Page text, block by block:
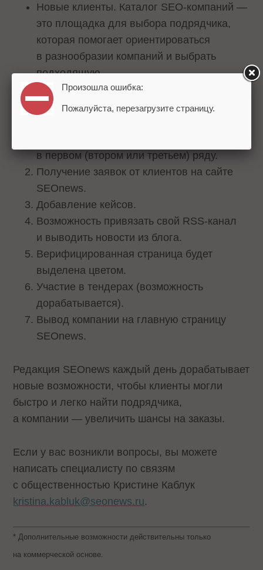
Новые клиенты. Каталог SEO-компаний —
это площадка для выбора подрядчика,
которая помогает ориентироваться
в разнообразии компаний и выбрать
подходящую.
Новые возможности:
в первом (втором или третьем) ряду.
Получение заявок от клиентов на сайте
SEOnews.
Добавление кейсов.
Возможность привязать свой RSS-канал
и выводить новости из блога.
Верифицированная страница будет
выделена цветом.
Участие в тендерах (возможность
дорабатывается).
Вывод компании на главную страницу
SEOnews.
Редакция SEOnews каждый день дорабатывает
новые возможности, чтобы клиенты могли
быстро и легко найти подрядчика,
а компании — увеличить шансы на заказы.
Если у вас возникли вопросы, вы можете
написать специалисту по связям
с общественностью Кристине Каблук
kristina.kabluk@seonews.ru.
* Дополнительные возможности действительны только
на коммерческой основе.
Произошла ошибка:
Пожалуйста, перезагрузите страницу.